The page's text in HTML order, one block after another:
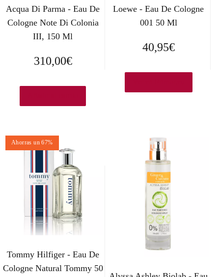
Acqua Di Parma - Eau De
Cologne Note Di Colonia
III, 150 Ml
310,00€
Loewe - Eau De Cologne
001 50 Ml
40,95€
Ahorras un 67%
Tommy Hilfiger - Eau De
Cologne Natural Tommy 50